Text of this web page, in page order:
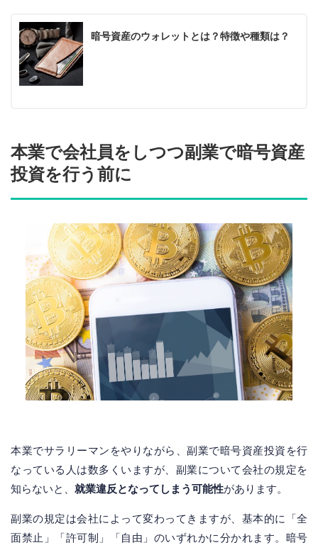
暗号資産のウォレットとは？特徴や種類は？
本業で会社員をしつつ副業で暗号資産
投資を行う前に
本業でサラリーマンをやりながら、副業で暗号資産投資を行
なっている人は数多くいますが、副業について会社の規定を
知らないと、 就業違反となってしまう可能性があります。
副業の規定は会社によって変わってきますが、基本的に「全
面禁止」「許可制」「自由」のいずれかに分かれます。暗号